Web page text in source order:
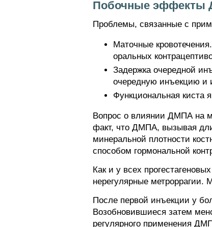
Побочные эффекты
Проблемы, связанные с
Маточные
оральных
Задержка очередной
очередную инъекцию и
Функциональная киста
Вопрос о влиянии ДМПА на
факт, что ДМПА, вызывая
минеральной плотности
способом гормональной
Как и у всех
нерегулярные метроррагии.
После первой инъекции у
Возобновившиеся затем
регулярного применения